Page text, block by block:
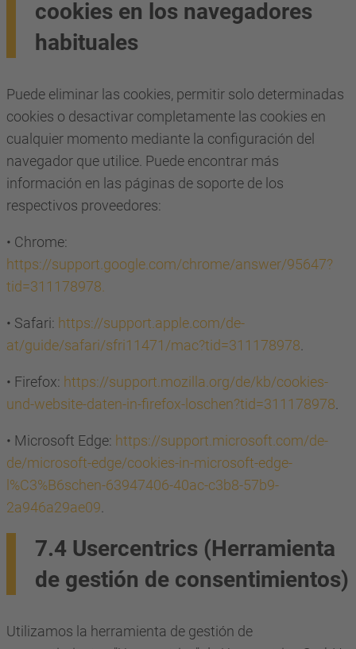
cookies en los navegadores
habituales
Puede eliminar las cookies, permitir solo determinadas
cookies o desactivar completamente las cookies en
cualquier momento mediante la configuración del
navegador que utilice. Puede encontrar más
información en las páginas de soporte de los
respectivos proveedores:
• Chrome:
https://support.google.com/chrome/answer/95647?
tid=311178978.
• Safari: https://support.apple.com/de-
at/guide/safari/sfri11471/mac?tid=311178978
• Firefox: https://support.mozilla.org/de/kb/cookies-
und-website-daten-in-firefox-loschen?tid=311178978
• Microsoft Edge: https://support.microsoft.com/de-
de/microsoft-edge/cookies-in-microsoft-edge-
l%C3%B6schen-63947406-40ac-c3b8-57b9-
2a946a29ae09
7.4 Usercentrics (Herramienta
de gestión de consentimientos)
Utilizamos la herramienta de gestión de